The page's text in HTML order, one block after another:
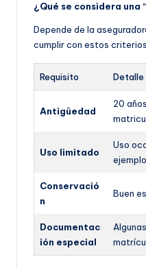
¿Qué se considera una
Depende de la
cumplir con estos
Requisito Detalle
Antigüedad
20
Uso limitado
Uso
Conservació
n
Buen
Documentac
ión especial